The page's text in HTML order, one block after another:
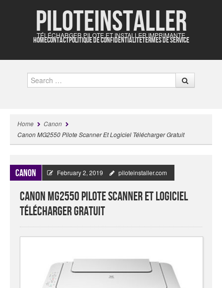
Piloteinstaller
TÉLÉCHARGER PILOTE ET INSTALLER IMPRIMANTE
HOMECONTACTPOLITIQUE DE CONFIDENTIALITÉTERMES DE SERVICE
Search
Home
Canon
Canon MG2550 Pilote Scanner Et Logiciel Télécharger Gratuit
Canon February 2, 2019 piloteinstaller.com
Canon MG2550 Pilote Scanner Et Logiciel
Télécharger Gratuit